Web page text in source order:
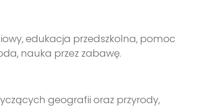
edukacja przedszkolna, pomoc
nauka przez zabawę.
geografii oraz przyrody,